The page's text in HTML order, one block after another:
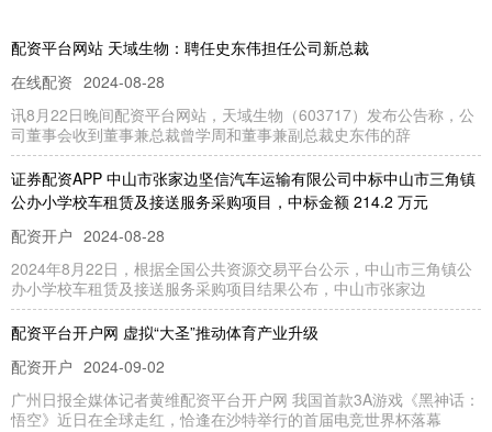
配资平台网站 天域生物：聘任史东伟担任公司新总裁
在线配资 2024-08-28
讯8月22日晚间配资平台网站，天域生物（603717）发布公告称，公
司董事会收到董事兼总裁曾学周和董事兼副总裁史东伟的辞
证券配资APP 中山市张家边坚信汽车运输有限公司中标中山市三角镇
公办小学校车租赁及接送服务采购项目，中标金额 214.2 万元
配资开户 2024-08-28
2024年8月22日，根据全国公共资源交易平台公示，中山市三角镇公
办小学校车租赁及接送服务采购项目结果公布，中山市张家边
配资平台开户网 虚拟“大圣”推动体育产业升级
配资开户 2024-09-02
广州日报全媒体记者黄维配资平台开户网 我国首款3A游戏《黑神话：
悟空》近日在全球走红，恰逢在沙特举行的首届电竞世界杯落幕